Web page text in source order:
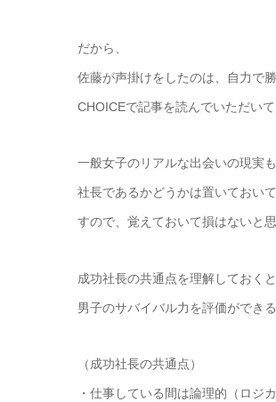
だから、
佐藤が声掛けをしたのは、自力で
CHOICEで記事を読んでいただい
一般女子のリアルな出会いの現実も
社長であるかどうかは置いておい
すので、覚えておいて損はないと思
成功社長の共通点を理解しておくと
男子のサバイバル力を評価ができる
（成功社長の共通点）
・仕事している間は論理的（ロジ